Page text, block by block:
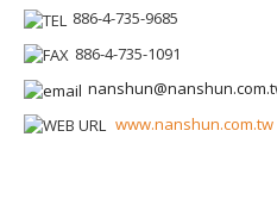
886-4-735-9685
886-4-735-1091
www.nanshun.com.tw